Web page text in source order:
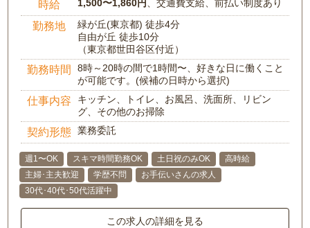
時給 1,500〜1,860円、交通費支給、前払い制度あり
勤務地
緑が丘(東京都) 徒歩4分
自由が丘 徒歩10分
（東京都世田谷区付近）
勤務時間
8時～20時の間で1時間〜、好きな日に働くこと
が可能です。(候補の日時から選択)
仕事内容
キッチン、トイレ、お風呂、洗面所、リビン
グ、その他のお掃除
契約形態 業務委託
週1〜OK スキマ時間勤務OK 土日祝のみOK
高時給
主婦･主夫歓迎
学歴不問
お手伝いさんの求人
30代･40代･50代活躍中
この求人の詳細を見る